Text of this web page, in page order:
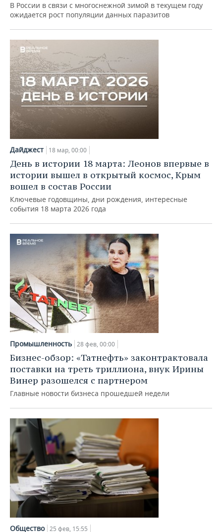
В России в связи с многоснежной зимой в текущем году
ожидается рост популяции данных паразитов
Дайджест 18 мар, 00:00
День в истории 18 марта: Леонов впервые в
истории вышел в открытый космос, Крым
вошел в состав России
Ключевые годовщины, дни рождения, интересные
события 18 марта 2026 года
Промышленность 28 фев, 00:00
Бизнес-обзор: «Татнефть» законтрактовала
поставки на треть триллиона, внук Ирины
Винер разошелся с партнером
Главные новости бизнеса прошедшей недели
Общество 25 фев, 15:55